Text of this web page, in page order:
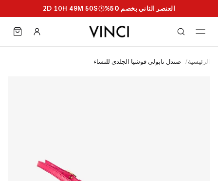
العنصر الثاني بخصم 50% 2D 10H 49M 49S
الرئيسية/ صندل نابولي فوشيا الجلدي للنساء